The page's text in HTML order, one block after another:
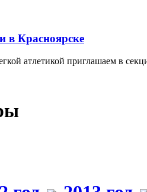
в Красноярске
атлетикой приглашаем в